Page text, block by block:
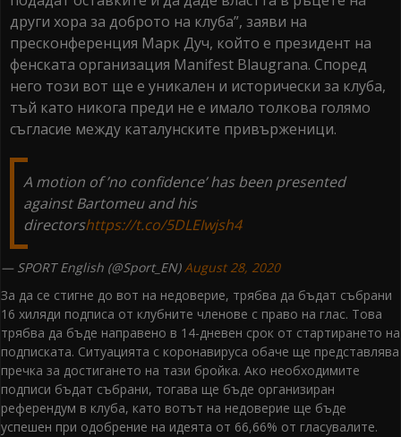
други хора за доброто на клуба”, заяви на
пресконференция Марк Дуч, който е президент на
фенската организация Manifest Blaugrana. Според
него този вот ще е уникален и исторически за клуба,
тъй като никога преди не е имало толкова голямо
съгласие между каталунските привърженици.
A motion of ’no confidence’ has been presented
against Bartomeu and his
directorshttps://t.co/5DLEIwjsh4
— SPORT English (@Sport_EN)August 28, 2020
За да се стигне до вот на недоверие, трябва да бъдат събрани
16 хиляди подписа от клубните членове с право на глас. Това
трябва да бъде направено в 14-дневен срок от стартирането на
подписката. Ситуацията с коронавируса обаче ще представлява
пречка за достигането на тази бройка. Ако необходимите
подписи бъдат събрани, тогава ще бъде организиран
референдум в клуба, като вотът на недоверие ще бъде
успешен при одобрение на идеята от 66,66% от гласувалите.